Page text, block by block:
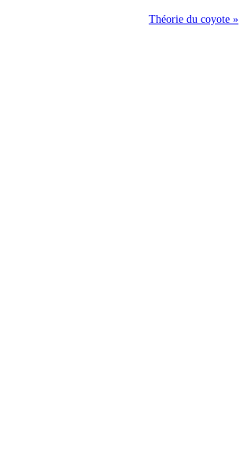
Théorie du coyote »